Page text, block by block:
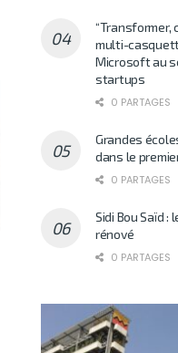
“Transformer,
multi-
Microsoft au
startups
0 PARTAGES
Grandes
dans le
0 PARTAGES
Sidi Bou Saïd
rénové
0 PARTAGES